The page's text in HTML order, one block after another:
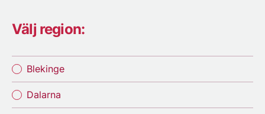
Välj region:
Blekinge
Dalarna